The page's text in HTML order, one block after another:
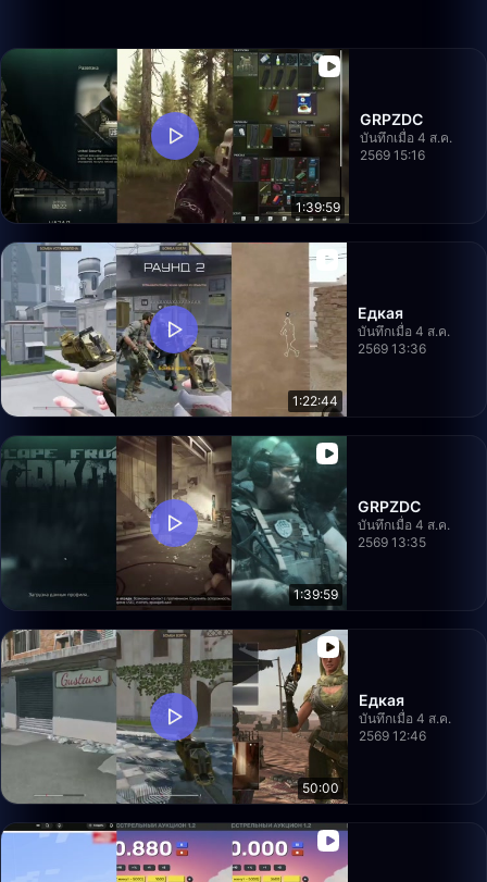
1:39:59
GRPZDC
บันทึกเมื่อ 4 ส.ค.
2569 15:16
1:22:44
Едкая
บันทึกเมื่อ 4 ส.ค.
2569 13:36
1:39:59
GRPZDC
บันทึกเมื่อ 4 ส.ค.
2569 13:35
50:00
Едкая
บันทึกเมื่อ 4 ส.ค.
2569 12:46